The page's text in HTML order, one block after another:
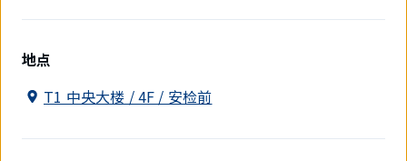
地点
T1 中央大楼 / 4F / 安检前